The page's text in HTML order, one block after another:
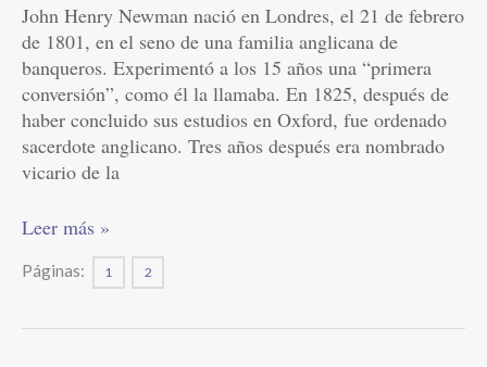
John Henry Newman nació en Londres, el 21 de febrero
de 1801, en el seno de una familia anglicana de
banqueros. Experimentó a los 15 años una “primera
conversión”, como él la llamaba. En 1825, después de
haber concluido sus estudios en Oxford, fue ordenado
sacerdote anglicano. Tres años después era nombrado
vicario de la
Newman
Leer más »
Páginas: 1 2